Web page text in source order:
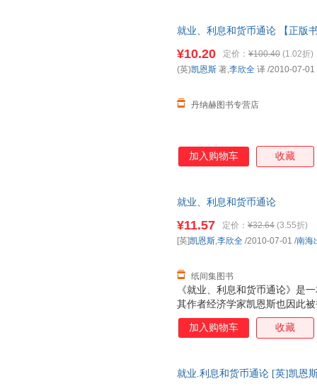
就业、利息和货币通论 【正版
¥10.20 定价： ¥100.40 (1.02折)
丹纳赫图书专营店
(英)凯恩斯 著,李欣全 译 /2010-07-01
加入购物车 收藏
就业、利息和货币通论
《就业、利息和货币通论》是
其作者经济学家凯恩斯也因此
奠定了宏观经济学的基础， 并
论》并称为影响人类历史进程
业、利息和货币通论》”作为“
¥11.57 定价： ¥32.64 (3.55折)
纸间集图书
[英]凯恩斯,李欣全 /2010-07-01 /南海
加入购物车 收藏
就业.利息和货币通论 [英]凯恩